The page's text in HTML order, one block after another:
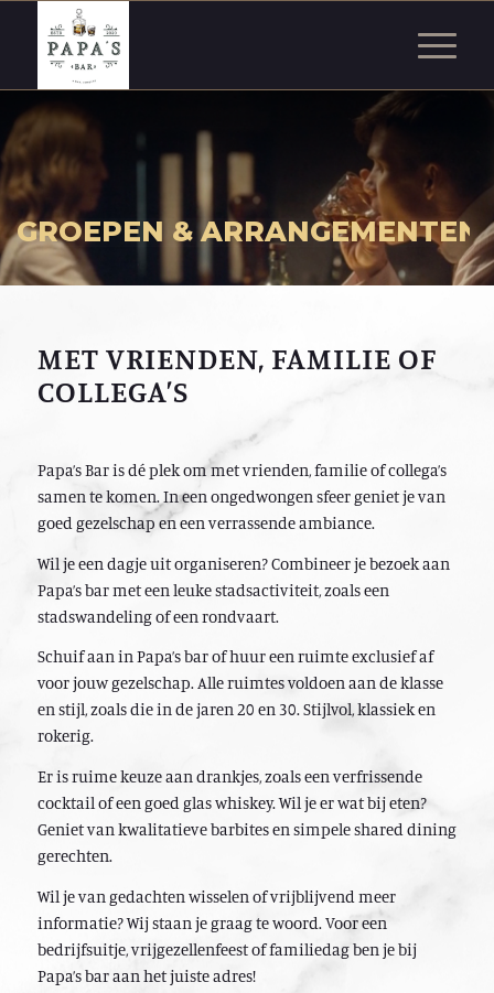
GROEPEN & ARRANGEMENTEN
MET VRIENDEN, FAMILIE OF
COLLEGA’S
Papa’s Bar is dé plek om met vrienden, familie of collega’s
samen te komen. In een ongedwongen sfeer geniet je van
goed gezelschap en een verrassende ambiance.
Wil je een dagje uit organiseren? Combineer je bezoek aan
Papa’s bar met een leuke stadsactiviteit, zoals een
stadswandeling of een rondvaart.
Schuif aan in Papa’s bar of huur een ruimte exclusief af
voor jouw gezelschap. Alle ruimtes voldoen aan de klasse
en stijl, zoals die in de jaren 20 en 30. Stijlvol, klassiek en
rokerig.
Er is ruime keuze aan drankjes, zoals een verfrissende
cocktail of een goed glas whiskey. Wil je er wat bij eten?
Geniet van kwalitatieve barbites en simpele shared dining
gerechten.
Wil je van gedachten wisselen of vrijblijvend meer
informatie? Wij staan je graag te woord. Voor een
bedrijfsuitje, vrijgezellenfeest of familiedag ben je bij
Papa’s bar aan het juiste adres!